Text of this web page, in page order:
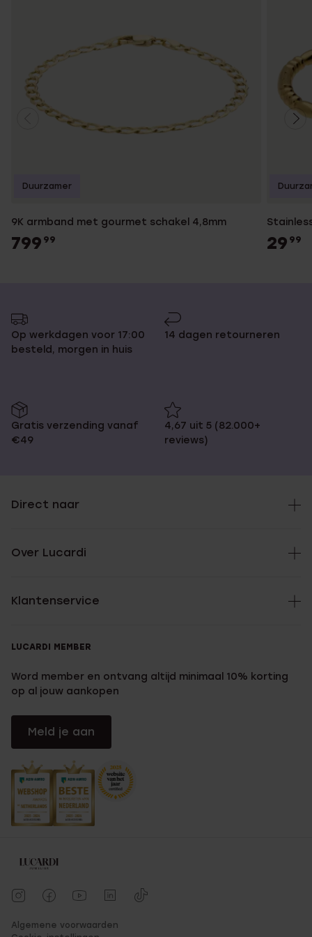
9K armband met gourmet schakel 4,8mm
799 99
Duurzamer
29 99
Op werkdagen voor 17:00
besteld, morgen in huis
14 dagen retourneren
Gratis verzending vanaf
€49
4,67 uit 5 (82.000+
reviews)
Direct naar
Over Lucardi
Klantenservice
LUCARDI MEMBER
Word member en ontvang altijd minimaal 10% korting
op al jouw aankopen
Meld je aan
Algemene voorwaarden